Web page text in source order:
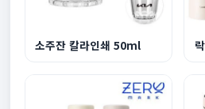
소주잔 칼라인쇄 50ml